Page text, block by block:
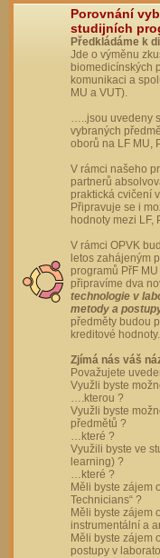
Porovnání
studijních
Předkládáme k
Jde o výměnu
biomedicínských
komunikaci a
MU a VUT).
…..jsou uvedeny
vybraných
oborů na LF MU,
V rámci našeho
partnerů
praktická cvičení
Připravuje se i
hodnoty mezi LF,
V rámci OPVK
letos zahájeným
programů PřF
připravíme dva
technologie v
metody a
předměty budou
kreditové hodnoty.
Zjímá nás váš
Považujete
Využli byste
….kterou ?
Využli byste
předmětů ?
…které ?
Využili byste ve
learning) ?
…které ?
Měli byste zájem
Technicians“ ?
Měli byste zájem
instrumentální a
Měli byste zájem
postupy v